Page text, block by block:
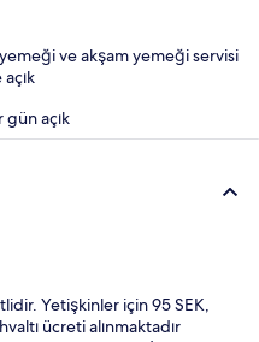
ve akşam yemeği servisi
açık
Yetişkinler için 95 SEK,
ücreti alınmaktadır